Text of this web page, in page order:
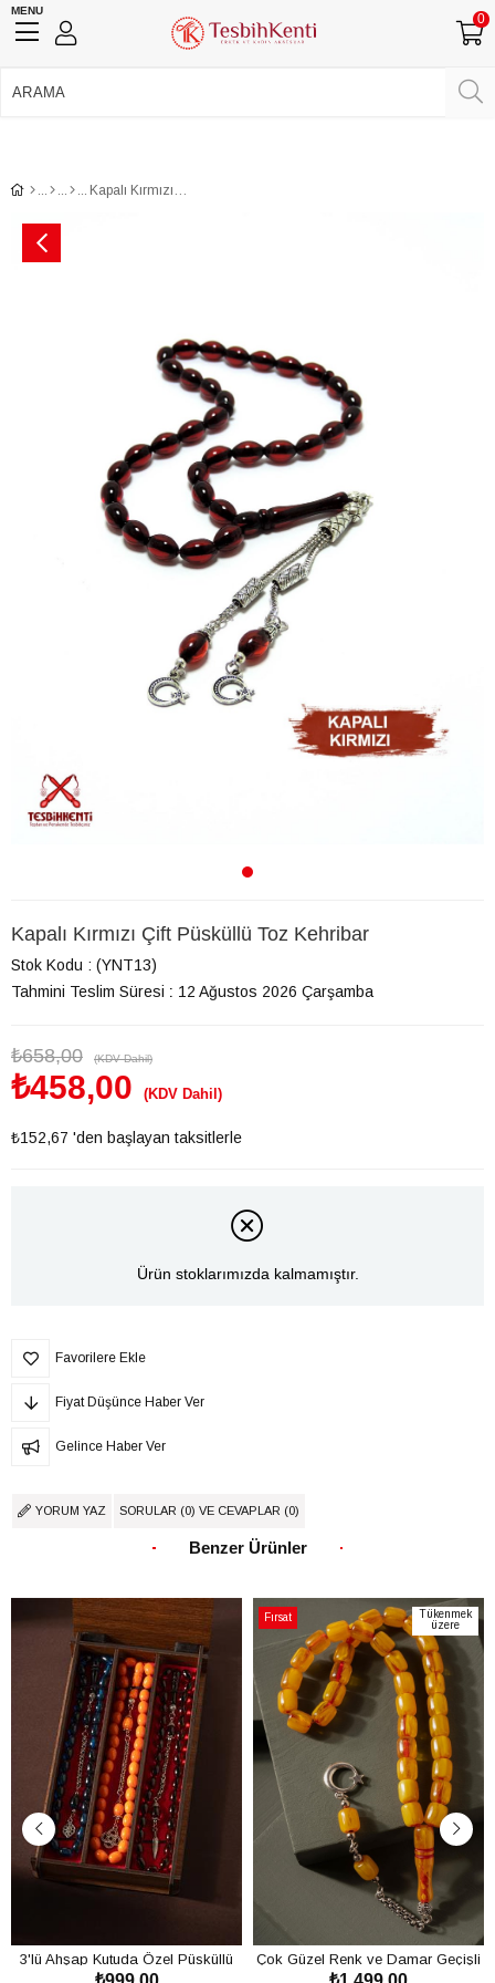
MENU
0
Kapalı Kırmızı Çift Püsküllü Toz Kehribar
Kapalı Kırmızı Çift Püsküllü Toz Kehribar
Stok Kodu
(YNT13)
Tahmini Teslim Süresi : 12 Ağustos 2026 Çarşamba
₺658,00 (KDV Dahil)
₺458,00 (KDV Dahil)
₺152,67 'den başlayan taksitlerle
Ürün stoklarımızda kalmamıştır.
Favorilere Ekle
Fiyat Düşünce Haber Ver
Gelince Haber Ver
YORUM YAZ SORULAR (0) VE CEVAPLAR (0)
Benzer Ürünler
3'lü Ahşap Kutuda Özel Püsküllü
Fırsat
Ürünü
Tükenmek
üzere
Çok Güzel Renk ve Damar Geçişli